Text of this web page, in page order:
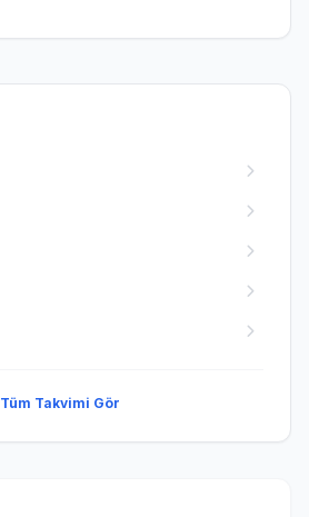
Tüm Takvimi Gör